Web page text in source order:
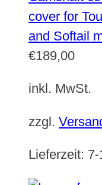
cover for
and Softail
€189,00
inkl. MwSt.
zzgl.
Lieferzeit: